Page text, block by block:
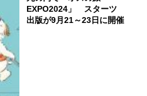
EXPO2024」 スターツ
出版が9月21～23日に開催